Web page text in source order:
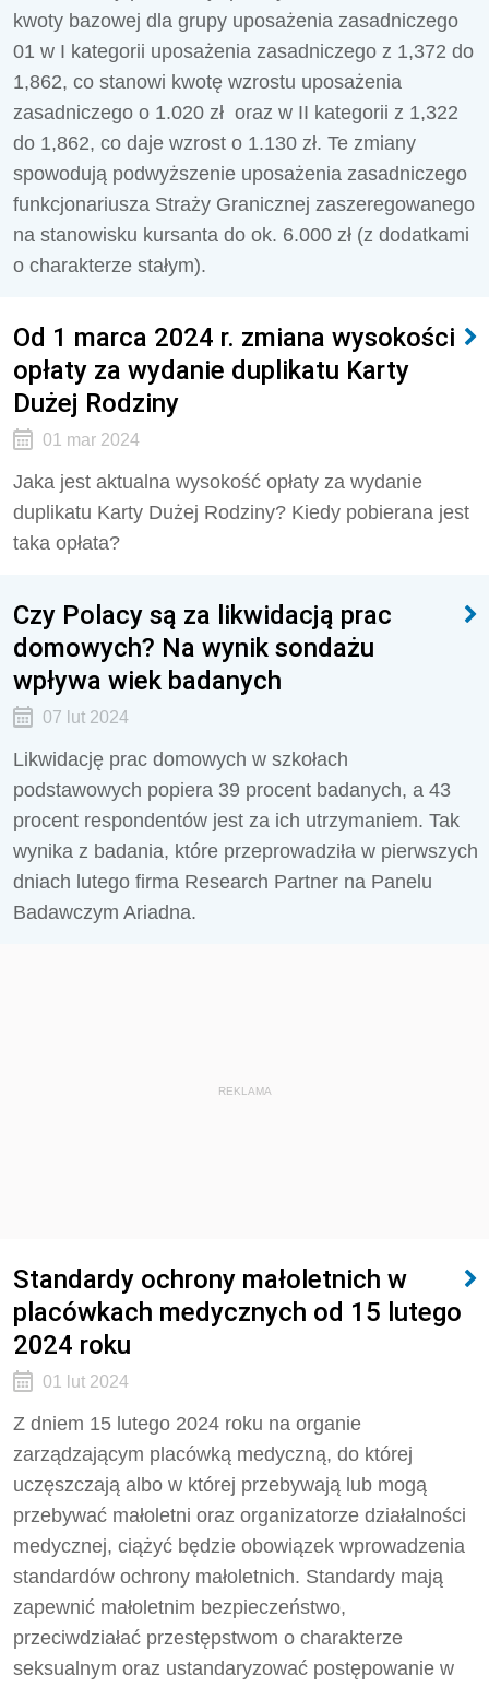
kwoty bazowej dla grupy uposażenia zasadniczego
01 w I kategorii uposażenia zasadniczego z 1,372 do
1,862, co stanowi kwotę wzrostu uposażenia
zasadniczego o 1.020 zł oraz w II kategorii z 1,322
do 1,862, co daje wzrost o 1.130 zł. Te zmiany
spowodują podwyższenie uposażenia zasadniczego
funkcjonariusza Straży Granicznej zaszeregowanego
na stanowisku kursanta do ok. 6.000 zł (z dodatkami
o charakterze stałym).
Od 1 marca 2024 r. zmiana wysokości
opłaty za wydanie duplikatu Karty
Dużej Rodziny
01 mar 2024
Jaka jest aktualna wysokość opłaty za wydanie
duplikatu Karty Dużej Rodziny? Kiedy pobierana jest
taka opłata?
Czy Polacy są za likwidacją prac
domowych? Na wynik sondażu
wpływa wiek badanych
07 lut 2024
Likwidację prac domowych w szkołach
podstawowych popiera 39 procent badanych, a 43
procent respondentów jest za ich utrzymaniem. Tak
wynika z badania, które przeprowadziła w pierwszych
dniach lutego firma Research Partner na Panelu
Badawczym Ariadna.
REKLAMA
Standardy ochrony małoletnich w
placówkach medycznych od 15 lutego
2024 roku
01 lut 2024
Z dniem 15 lutego 2024 roku na organie
zarządzającym placówką medyczną, do której
uczęszczają albo w której przebywają lub mogą
przebywać małoletni oraz organizatorze działalności
medycznej, ciążyć będzie obowiązek wprowadzenia
standardów ochrony małoletnich. Standardy mają
zapewnić małoletnim bezpieczeństwo,
przeciwdziałać przestępstwom o charakterze
seksualnym oraz ustandaryzować postępowanie w